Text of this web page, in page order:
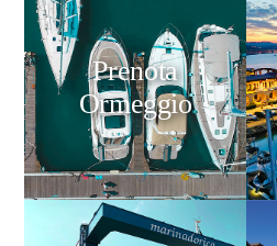
Prenota
Ormeggio